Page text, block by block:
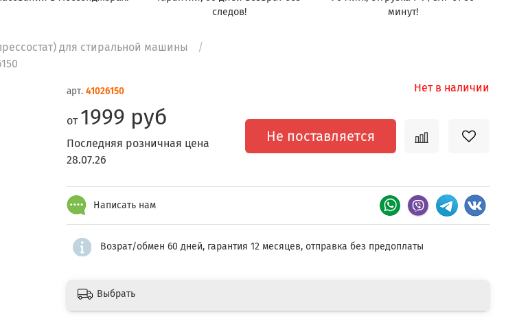
следов!
минут!
для стиральной машины
арт. 41026150 Нет в наличии
от 1999 руб
Последняя розничная цена
28.07.26
Не поставляется
Написать нам
Возрат/обмен 60 дней, гарантия 12 месяцев, отправка без предоплаты
Выбрать